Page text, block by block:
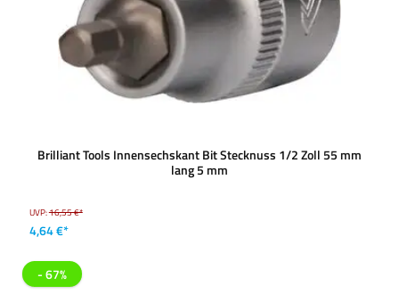
Brilliant Tools Innensechskant Bit Stecknuss 1/2 Zoll 55 mm
lang 5 mm
UVP:16,55 €*
4,64 €*
- 67%